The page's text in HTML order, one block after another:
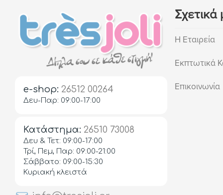
0E-2E
5E-6E
6-24 Μηνών
e-shop: 26512 00264
Δευ-Παρ: 09:00-17:00
Κατάστημα: 26510 73008
Δευ & Τετ: 09:00-17:00
Τρί, Πεμ, Παρ: 09:00-21:00
Σάββατο: 09:00-15:30
Κυριακή κλειστά
Σχετικά
Η Εταιρεία
Εκπτωτικά
Επικοινωνία